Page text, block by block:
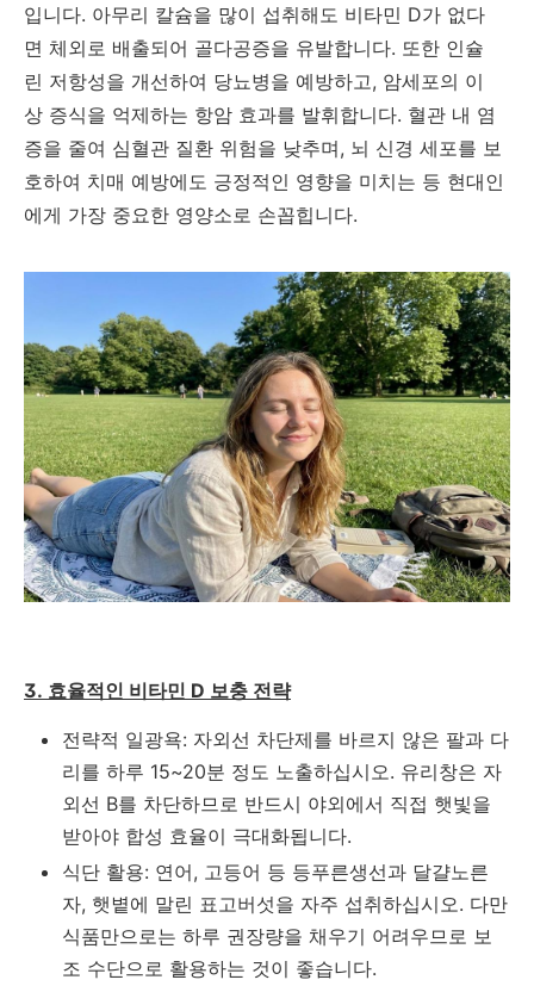
입니다. 아무리 칼슘을 많이 섭취해도 비타민 D가 없다
면 체외로 배출되어 골다공증을 유발합니다. 또한 인슐
린 저항성을 개선하여 당뇨병을 예방하고, 암세포의 이
상 증식을 억제하는 항암 효과를 발휘합니다. 혈관 내 염
증을 줄여 심혈관 질환 위험을 낮추며, 뇌 신경 세포를 보
호하여 치매 예방에도 긍정적인 영향을 미치는 등 현대인
에게 가장 중요한 영양소로 손꼽힙니다.
3. 효율적인 비타민 D 보충 전략
전략적 일광욕: 자외선 차단제를 바르지 않은 팔과 다
리를 하루 15~20분 정도 노출하십시오. 유리창은 자
외선 B를 차단하므로 반드시 야외에서 직접 햇빛을
받아야 합성 효율이 극대화됩니다.
식단 활용: 연어, 고등어 등 등푸른생선과 달걀노른
자, 햇볕에 말린 표고버섯을 자주 섭취하십시오. 다만
식품만으로는 하루 권장량을 채우기 어려우므로 보
조 수단으로 활용하는 것이 좋습니다.